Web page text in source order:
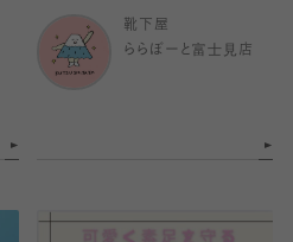
靴下屋
ららぽーと富士見店